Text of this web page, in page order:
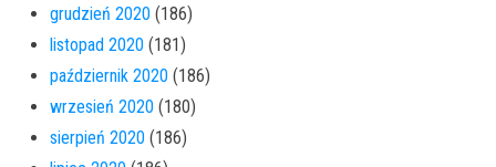
grudzień 2020 (186)
listopad 2020 (181)
październik 2020 (186)
wrzesień 2020 (180)
sierpień 2020 (186)